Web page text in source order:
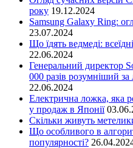
року 19.12.2024
Samsung Galaxy Ring:
23.07.2024
Що їдять ведмеді:
22.06.2024
Генеральний директор
000 разів розумніший
22.06.2024
Електрична ложка, яка
у продаж в Японії
Скільки живуть
Що особливого в
популярності?